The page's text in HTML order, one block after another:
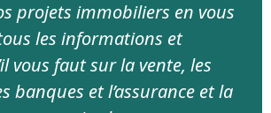
projets immobiliers en vous
les informations et
vous faut sur la vente, les
banques et l’assurance et la